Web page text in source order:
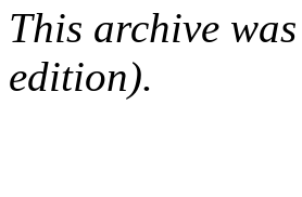
This archive
edition).